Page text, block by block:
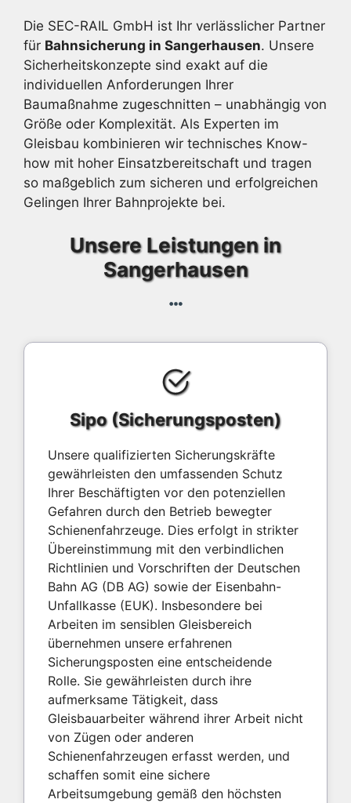
Die SEC-RAIL GmbH ist Ihr verlässlicher Partner
für Bahnsicherung in Sangerhausen. Unsere
Sicherheitskonzepte sind exakt auf die
individuellen Anforderungen Ihrer
Baumaßnahme zugeschnitten – unabhängig von
Größe oder Komplexität. Als Experten im
Gleisbau kombinieren wir technisches Know-
how mit hoher Einsatzbereitschaft und tragen
so maßgeblich zum sicheren und erfolgreichen
Gelingen Ihrer Bahnprojekte bei.
Unsere Leistungen in
Sangerhausen
Sipo (Sicherungsposten)
Unsere qualifizierten Sicherungskräfte
gewährleisten den umfassenden Schutz
Ihrer Beschäftigten vor den potenziellen
Gefahren durch den Betrieb bewegter
Schienenfahrzeuge. Dies erfolgt in strikter
Übereinstimmung mit den verbindlichen
Richtlinien und Vorschriften der Deutschen
Bahn AG (DB AG) sowie der Eisenbahn-
Unfallkasse (EUK). Insbesondere bei
Arbeiten im sensiblen Gleisbereich
übernehmen unsere erfahrenen
Sicherungsposten eine entscheidende
Rolle. Sie gewährleisten durch ihre
aufmerksame Tätigkeit, dass
Gleisbauarbeiter während ihrer Arbeit nicht
von Zügen oder anderen
Schienenfahrzeugen erfasst werden, und
schaffen somit eine sichere
Arbeitsumgebung gemäß den höchsten